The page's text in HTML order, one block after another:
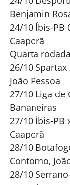
Benjamin
24/10 Íbis-PB
Caaporã
Quarta rodada
26/10 Spartax
João Pessoa
27/10 Liga de
Bananeiras
27/10 Íbis-PB
Caaporã
28/10
Contorno,
28/10